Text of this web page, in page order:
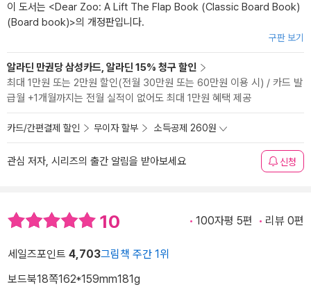
이 도서는 <Dear Zoo: A Lift The Flap Book (Classic Board Book)
(Board book)>의 개정판입니다.
구판 보기
알라딘 만권당 삼성카드, 알라딘 15% 청구 할인
최대 1만원 또는 2만원 할인(전월 30만원 또는 60만원 이용 시) / 카드 발
급월 +1개월까지는 전월 실적이 없어도 최대 1만원 혜택 제공
카드/간편결제 할인 무이자 할부 소득공제 260원
관심 저자, 시리즈의 출간 알림을 받아보세요 신청
10 100자평 5편 리뷰 0편
세일즈포인트 4,703그림책 주간 1위
보드북18쪽162*159mm181g